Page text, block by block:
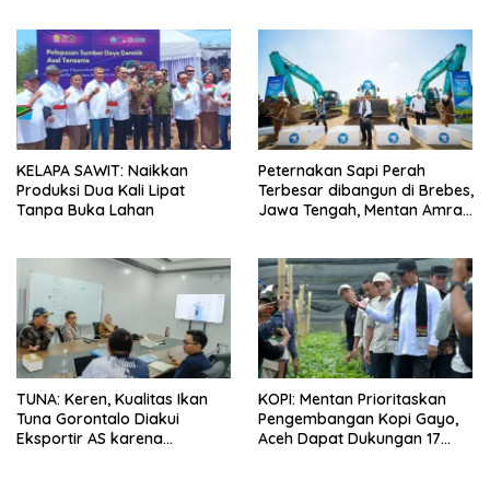
KELAPA SAWIT: Naikkan
Produksi Dua Kali Lipat
Tanpa Buka Lahan
Peternakan Sapi Perah
Terbesar dibangun di Brebes,
Jawa Tengah, Mentan Amran
TUNA: Keren, Kualitas Ikan
Tuna Gorontalo Diakui
Eksportir AS karena
KOPI: Mentan Prioritaskan
Pengembangan Kopi Gayo,
Aceh Dapat Dukungan 17